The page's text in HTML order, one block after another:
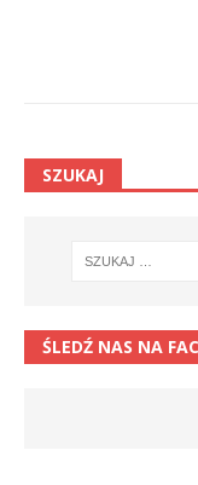
SZUKAJ
ŚLEDŹ NAS NA